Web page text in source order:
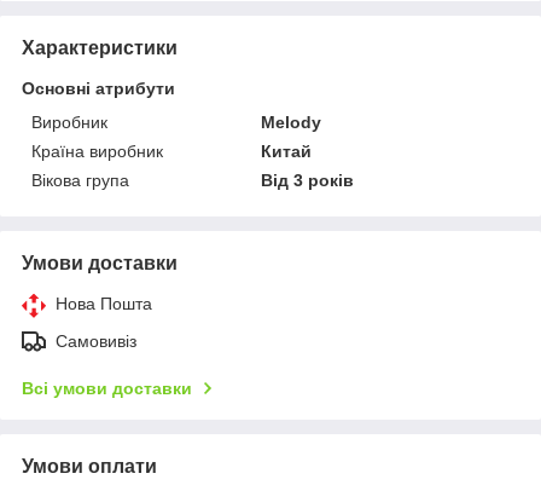
Характеристики
Основні атрибути
Виробник
Melody
Країна виробник
Китай
Вікова група
Від 3 років
Умови доставки
Нова Пошта
Самовивіз
Всі умови доставки
Умови оплати